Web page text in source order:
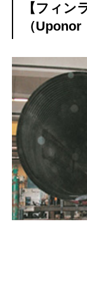
【フィ
（